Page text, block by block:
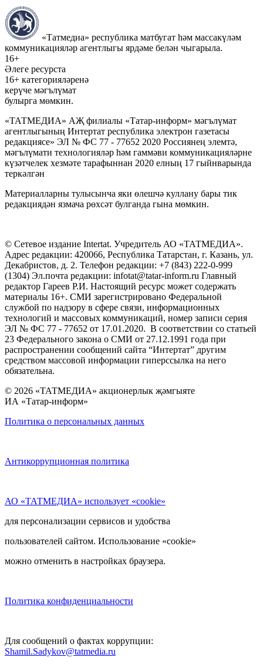
«Татмедиа» республика матбугат һәм массакүләм
коммуникацияләр агентлыгы ярдәме белән чыгарыла.
16+
Әлеге ресурста
16+ категорияләренә
керүче мәгълүмат
булырга мөмкин.
«ТАТМЕДИА» АҖ филиалы «Татар-информ» мәгълүмат
агентлыгының Интертат республика электрон газетасы
редакциясе» ЭЛ № ФС 77 - 77652 2020 Россиянең элемтә,
мәгълүмати технологияләр һәм гаммәви коммуникацияләрне
күзәтчелек хезмәте тарафыннан 2020 елның 17 гыйнварында
теркәлгән
Материалларны тулысынча яки өлешчә куллану бары тик
редакциядән язмача рөхсәт булганда гына мөмкин.
© Сетевое издание Intertat. Учредитель АО «ТАТМЕДИА».
Адрес редакции: 420066, Республика Татарстан, г. Казань, ул.
Декабристов, д. 2. Телефон редакции: +7 (843) 222-0-999
(1304) Эл.почта редакции: infotat@tatar-inform.ru Главный
редактор Гареев Р.И. Настоящий ресурс может содержать
материалы 16+. СМИ зарегистрировано Федеральной
службой по надзору в сфере связи, информационных
технологий и массовых коммуникаций, номер записи серия
ЭЛ № ФС 77 - 77652 от 17.01.2020. В соответствии со статьей
23 Федерального закона о СМИ от 27.12.1991 года при
распространении сообщений сайта “Интертат” другим
средством массовой информации гиперссылка на него
обязательна.
© 2026 «ТАТМЕДИА» акционерлык җәмгыяте
ИА «Татар-информ»
Политика о персональных данных
Антикоррупционная политика
АО «ТАТМЕДИА» использует «cookie»
для персонализации сервисов и удобства
пользователей сайтом. Использование «cookie»
можно отменить в настройках браузера.
Политика конфиденциальности
Для сообщений о фактах коррупции:
Shamil.Sadykov@tatmedia.ru